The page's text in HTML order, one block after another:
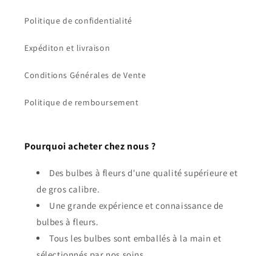
Politique de confidentialité
Expéditon et livraison
Conditions Générales de Vente
Politique de remboursement
Pourquoi acheter chez nous ?
Des bulbes à fleurs d'une qualité supérieure et
de gros calibre.
Une grande expérience et connaissance de
bulbes à fleurs.
Tous les bulbes sont emballés à la main et